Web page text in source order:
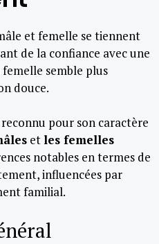
pour son caractère
etles femelles
notables en termes de
influencées par
familial.